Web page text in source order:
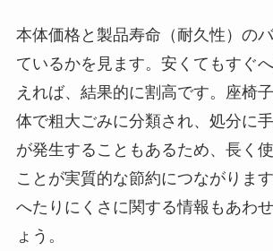
本体価格と製品寿命（耐久性）の
ているかを見ます。安くてもすぐ
えれば、結果的に割高です。座椅
体で粗大ごみに分類され、処分に
が発生することもあるため、長く
ことが実質的な節約につながりま
へたりにくさに関する情報もあわ
ょう。